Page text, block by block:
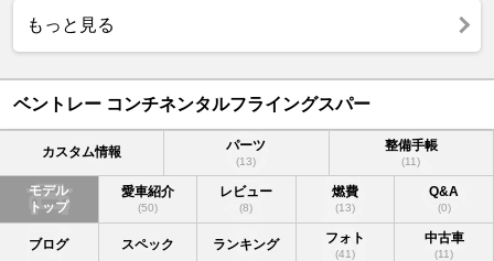
もっと見る
ベントレー コンチネンタルフライングスパー
カスタム情報 パーツ
(13)
整備手帳
(11)
モデル
トップ
愛車紹介
(50)
レビュー
(8)
燃費
(13)
Q&A
(0)
ブログ スペック ランキング フォト
(41)
中古車
(11)